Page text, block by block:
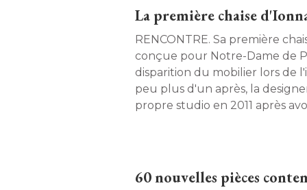
La première chaise
RENCONTRE. Sa première chaise, Ionna Vautrin l'a
conçue pour Notre-Dame de
disparition du mobilier lors de
peu plus d'un après, la
propre studio en 2011 après
des assises de Notre-Dame de
60 nouvelles pièces